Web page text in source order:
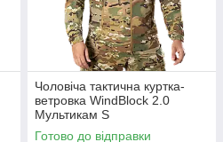
Чоловіча тактична куртка-
ветровка WindBlock 2.0
Мультикам S
Готово до відправки